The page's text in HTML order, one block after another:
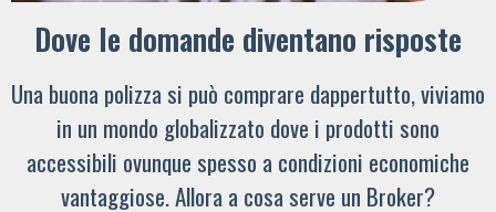
Dove le domande diventano risposte
Una buona polizza si può comprare dappertutto, viviamo
in un mondo globalizzato dove i prodotti sono
accessibili ovunque spesso a condizioni economiche
vantaggiose. Allora a cosa serve un Broker?